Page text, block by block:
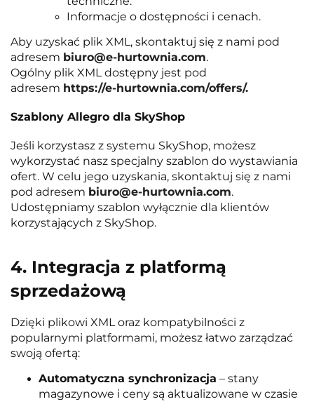
Informacje o dostępności i cenach.
Aby uzyskać plik XML, skontaktuj się z nami pod
adresem biuro@e-hurtownia.com.
Ogólny plik XML dostępny jest pod
adresem https://e-hurtownia.com/offers/.
Szablony Allegro dla SkyShop
Jeśli korzystasz z systemu SkyShop, możesz
wykorzystać nasz specjalny szablon do wystawiania
ofert. W celu jego uzyskania, skontaktuj się z nami
pod adresem biuro@e-hurtownia.com.
Udostępniamy szablon wyłącznie dla klientów
korzystających z SkyShop.
4. Integracja z platformą
sprzedażową
Dzięki plikowi XML oraz kompatybilności z
popularnymi platformami, możesz łatwo zarządzać
swoją ofertą:
Automatyczna synchronizacja – stany
magazynowe i ceny są aktualizowane w czasie